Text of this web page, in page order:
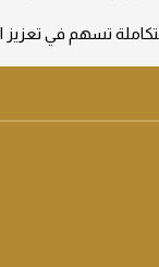
تسهم في تعزيز